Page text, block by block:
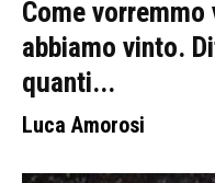
Come
abbiamo vinto.
quanti...
Luca Amorosi